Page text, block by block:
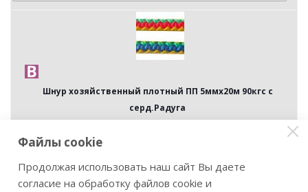
Шнур хозяйственный плотный ПП 5ммх20м 90кгс с
серд.Радуга
Под заказ
Файлы cookie
Продолжая использовать наш сайт Вы даете
согласие на обработку файлов cookie и